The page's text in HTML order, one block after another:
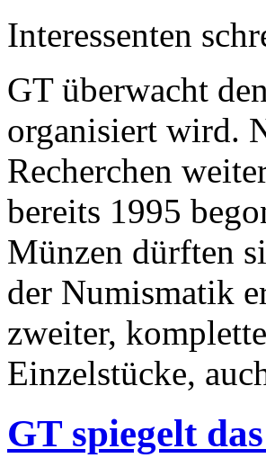
Interessenten
GT überwacht
organisiert wird.
Recherchen
bereits 1995
Münzen dürften
der Numismatik
zweiter,
Einzelstücke,
GT spiegelt